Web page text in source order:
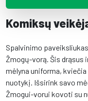
Komiksų
Spalvinimo
Žmogų-vorą. Šis drąsus
mėlyna uniforma,
nuotykį. Išsirink savo
Žmogui-vorui kovoti su